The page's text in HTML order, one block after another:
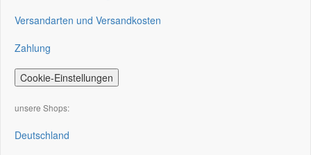
Versandarten und Versandkosten
Zahlung
Cookie-Einstellungen
unsere Shops:
Deutschland